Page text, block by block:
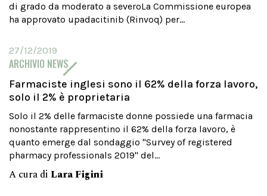
di grado da moderato a severoLa Commissione europea
ha approvato upadacitinib (Rinvoq) per...
27/12/2019
ARCHIVIO NEWS
Farmaciste inglesi sono il 62% della forza lavoro,
solo il 2% è proprietaria
Solo il 2% delle farmaciste donne possiede una farmacia
nonostante rappresentino il 62% della forza lavoro, è
quanto emerge dal sondaggio "Survey of registered
pharmacy professionals 2019" del...
A cura di Lara Figini